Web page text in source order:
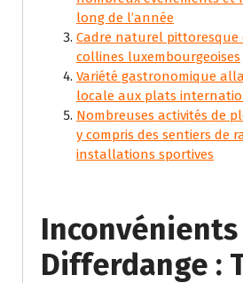
long de l’année
Cadre naturel pittoresque
collines luxembourgeoises
Variété gastronomique
locale aux plats
Nombreuses activités de
y compris des sentiers de
installations sportives
Differdange :